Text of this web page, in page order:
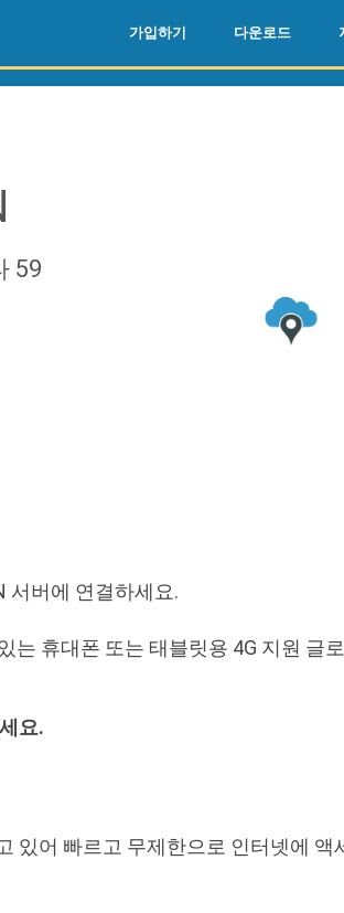
가입하기 다운로드
59
서버에 연결하세요.
휴대폰 또는 태블릿용 4G 지원 글
요.
있어 빠르고 무제한으로 인터넷에 액